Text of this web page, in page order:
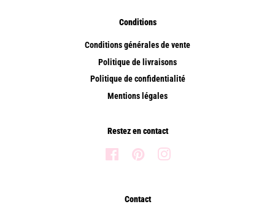
Conditions
Conditions générales de vente
Politique de livraisons
Politique de confidentialité
Mentions légales
Restez en contact
Facebook Pinterest
Contact